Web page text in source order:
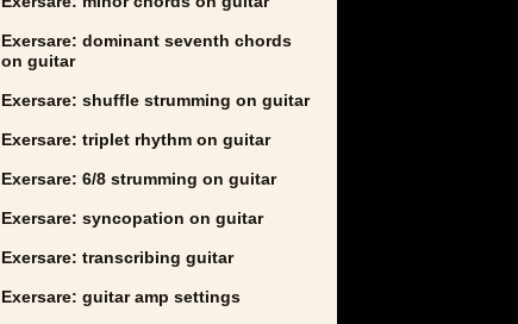
Exersare: dominant seventh chords
on guitar
Exersare: shuffle strumming on guitar
Exersare: triplet rhythm on guitar
Exersare: 6/8 strumming on guitar
Exersare: syncopation on guitar
Exersare: transcribing guitar
Exersare: guitar amp settings